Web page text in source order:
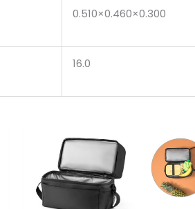
0.510×0.460×0.300
16.0